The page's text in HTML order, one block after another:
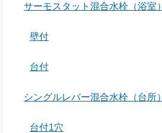
サーモスタット混合水栓（浴室）
壁付
台付
シングルレバー混合水栓（台所）
台付1穴